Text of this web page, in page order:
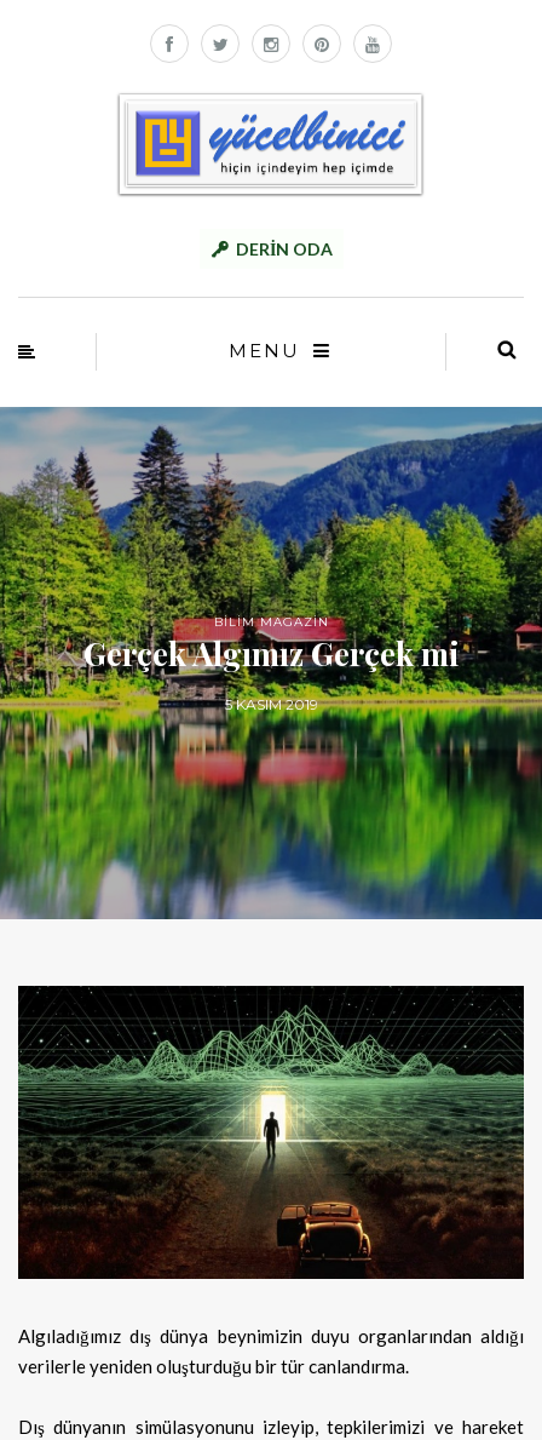
DERİN ODA
MENU
BİLİM MAGAZİN
Gerçek Algımız Gerçek mi
5 KASIM 2019
Algıladığımız dış dünya beynimizin duyu organlarından aldığı
verilerle yeniden oluşturduğu bir tür canlandırma.
Dış dünyanın simülasyonunu izleyip, tepkilerimizi ve hareket